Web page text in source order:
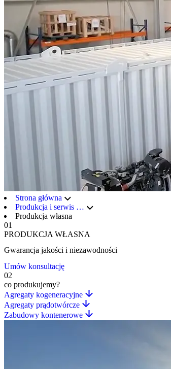
Strona główna
Produkcja i serwis …
Produkcja własna
01
PRODUKCJA WŁASNA
Gwarancja jakości i niezawodności
Umów konsultację
02
co produkujemy?
Agregaty kogeneracyjne
Agregaty prądotwórcze
Zabudowy kontenerowe